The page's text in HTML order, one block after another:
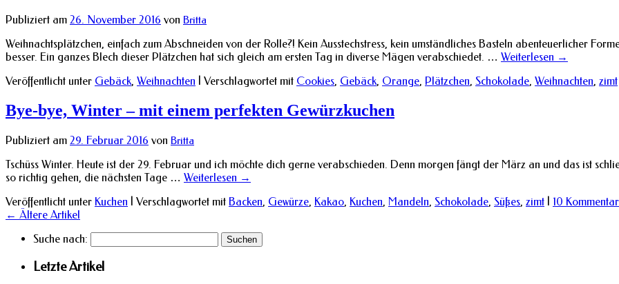
Publiziert am 26. November 2016 von Britta
Weihnachtsplätzchen, einfach zum Abschneiden von der Rolle?! Kein Ausstechstress, kein umständliches Basteln abenteuerlicher
besser. Ein ganzes Blech dieser Plätzchen hat sich gleich am ersten Tag in diverse Mägen verabschiedet. … Weiterlesen →
Veröffentlicht unter Gebäck, Weihnachten Verschlagwortet mit Cookies, Gebäck, Orange, Plätzchen, Schokolade, Weihnachten, zimt
Bye-bye, Winter – mit einem perfekten Gewürzkuchen
Publiziert am 29. Februar 2016 von Britta
Tschüss Winter. Heute ist der 29. Februar und ich möchte dich gerne verabschieden. Denn morgen fängt der März an und das ist
so richtig gehen, die nächsten Tage … Weiterlesen →
Veröffentlicht unter Kuchen Verschlagwortet mit Backen, Gewürze, Kakao, Kuchen, Mandeln, Schokolade, Süßes, zimt
10
← Ältere Artikel
Suche nach:
Letzte Artikel